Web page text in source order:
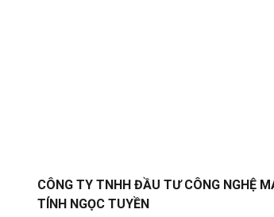
CÔNG TY TNHH ĐẦU TƯ CÔNG NGHỆ
TÍNH NGỌC TUYỀN